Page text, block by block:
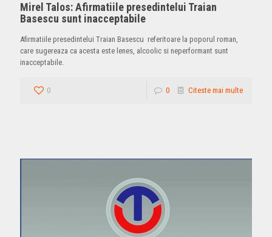
Mirel Talos: Afirmatiile presedintelui Traian
Basescu sunt inacceptabile
Afirmatiile presedintelui Traian Basescu referitoare la poporul roman,
care sugereaza ca acesta este lenes, alcoolic si neperformant sunt
inacceptabile.
0 0 Citeste mai multe